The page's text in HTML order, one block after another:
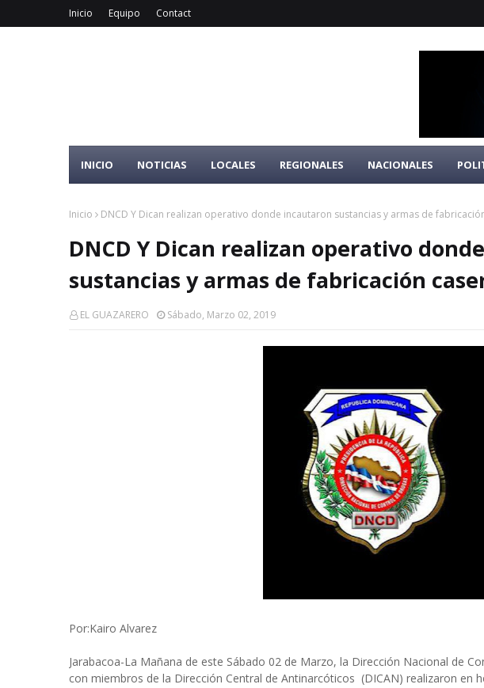
Inicio Equipo Contact
INICIO NOTICIAS LOCALES REGIONALES NACIONALES
Inicio DNCD Y Dican realizan operativo donde incautaron sustancias y armas de
DNCD Y Dican realizan operativo
sustancias y armas de fabricación
EL GUAZARERO Sábado, Marzo 02, 2019
Por:Kairo Alvarez
Jarabacoa-La Mañana de este Sábado 02 de Marzo, la Dirección Nacional de
con miembros de la Dirección Central de Antinarcóticos (DICAN) realizaron en